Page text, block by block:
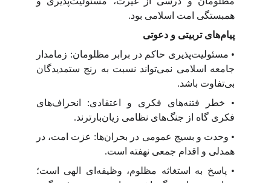
همبستگی امت اسلامی بود.
پیام‌های تربیتی و دعوتی
• مسئولیت‌پذیری حاکم در برابر مظلومان: زمامدار
جامعه اسلامی نمی‌تواند نسبت به رنج ستمدیدگان
بی‌تفاوت باشد.
• خطر فتنه‌های فکری و اعتقادی: انحراف‌های
فکری گاه از جنگ‌های نظامی زیان‌بارترند.
• وحدت و بسیج عمومی در بحران‌ها: عزت امت، در
همدلی و اقدام جمعی نهفته است.
• پاسخ به استغاثه مظلوم، وظیفه‌ای الهی است؛